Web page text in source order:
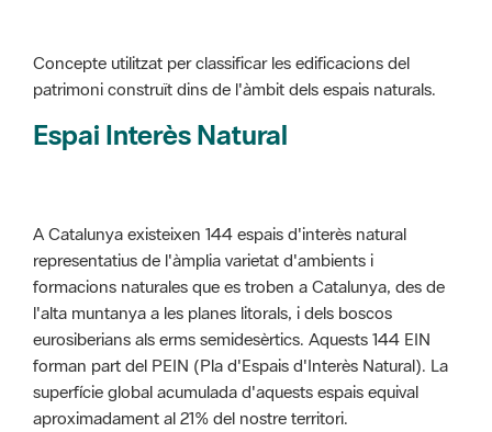
Concepte utilitzat per classificar les edificacions del
patrimoni construït dins de l'àmbit dels espais naturals.
Espai Interès Natural
A Catalunya existeixen 144 espais d'interès natural
representatius de l'àmplia varietat d'ambients i
formacions naturales que es troben a Catalunya, des de
l'alta muntanya a les planes litorals, i dels boscos
eurosiberians als erms semidesèrtics. Aquests 144 EIN
forman part del PEIN (Pla d'Espais d'Interès Natural). La
superfície global acumulada d'aquests espais equival
aproximadament al 21% del nostre territori.